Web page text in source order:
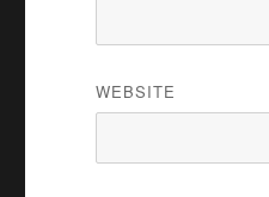
WEBSITE